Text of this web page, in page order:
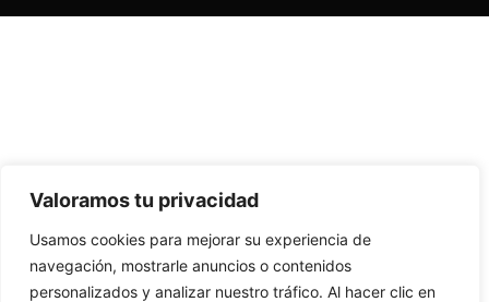
Valoramos tu privacidad
Usamos cookies para mejorar su experiencia de
navegación, mostrarle anuncios o contenidos
personalizados y analizar nuestro tráfico. Al hacer clic en